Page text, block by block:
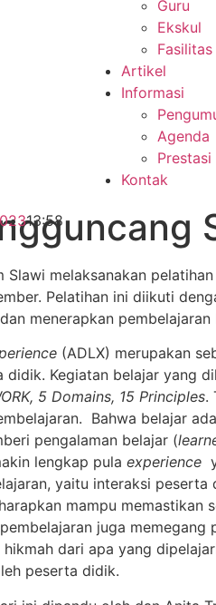
Guru
Ekskul
Fasilitas
Artikel
Informasi
Agenda
Prestasi
Kontak
13:58
Slawi melaksanakan
Pelatihan ini diikuti
menerapkan pembelajaran
(ADLX) merupakan
Kegiatan belajar yang
5 Domains, 15 Principles.
Bahwa belajar
pengalaman belajar (
lengkap pula experience
yaitu interaksi
mampu
juga
dari apa yang
peserta didik.